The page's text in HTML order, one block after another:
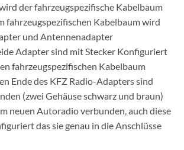
der fahrzeugspezifische Kabelbaum
fahrzeugspezifischen Kabelbaum wird
und Antennenadapter
Adapter sind mit Stecker Konfiguriert
fahrzeugspezifischen Kabelbaum
Ende des KFZ Radio-Adapters sind
(zwei Gehäuse schwarz und braun)
neuen Autoradio verbunden, auch diese
das sie genau in die Anschlüsse